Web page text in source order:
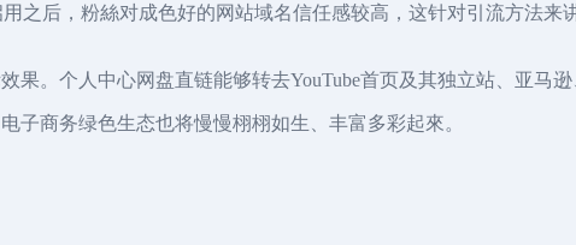
之后，粉絲对成色好的网站域名信任感较高，这针对引流方法来
果。个人中心网盘直链能够转去YouTube首页及其独立站、亚马
子商务绿色生态也将慢慢栩栩如生、丰富多彩起來。